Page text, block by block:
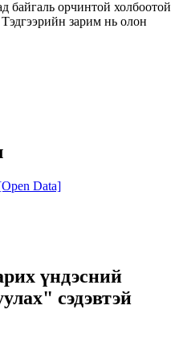
байгаль орчинтой холбоотой
зарим нь олон
үндэсний
сэдэвтэй